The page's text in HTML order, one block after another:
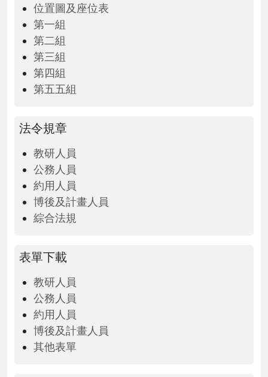
位置圖及座位表
第一組
第二組
第三組
第四組
第五五組
法令規章
教研人員
公務人員
約用人員
博後及計畫人員
綜合法規
表單下載
教研人員
公務人員
約用人員
博後及計畫人員
其他表單